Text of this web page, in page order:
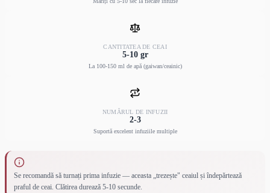
CANTITATEA DE CEAI
5-10 gr
La 100-150 ml de apă (gaiwan/ceainic)
NUMĂRUL DE INFUZII
2-3
Suportă excelent infuziile multiple
Se recomandă să turnați prima infuzie — aceasta „trezește" ceaiul și îndepărtează
praful de ceai. Clătirea durează 5-10 secunde.